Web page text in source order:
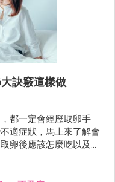
訣竅這樣做
都一定會經歷取卵手
適症狀，馬上來了解會
卵後應該怎麼吃以及如